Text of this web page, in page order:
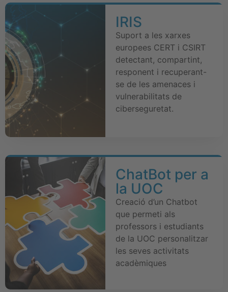
IRIS
Suport a les xarxes
europees CERT i CSIRT
detectant, compartint,
responent i recuperant-
se de les amenaces i
vulnerabilitats de
ciberseguretat.
ChatBot per a
la UOC
Creació d’un Chatbot
que permeti als
professors i estudiants
de la UOC personalitzar
les seves activitats
acadèmiques